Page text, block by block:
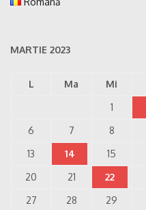
MARTIE 2023
L Ma Mi
1
6
7 8
13
14 15
20
21 22
27
28 29